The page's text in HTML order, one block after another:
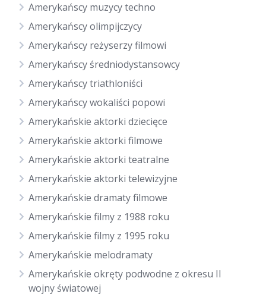
Amerykańscy muzycy techno
Amerykańscy olimpijczycy
Amerykańscy reżyserzy filmowi
Amerykańscy średniodystansowcy
Amerykańscy triathloniści
Amerykańscy wokaliści popowi
Amerykańskie aktorki dziecięce
Amerykańskie aktorki filmowe
Amerykańskie aktorki teatralne
Amerykańskie aktorki telewizyjne
Amerykańskie dramaty filmowe
Amerykańskie filmy z 1988 roku
Amerykańskie filmy z 1995 roku
Amerykańskie melodramaty
Amerykańskie okręty podwodne z okresu II
wojny światowej